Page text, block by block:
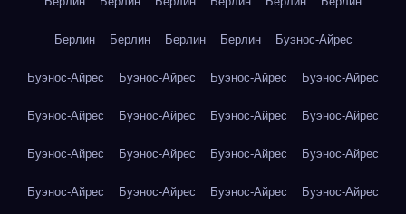
Берлин Берлин Берлин Берлин Буэнос-Айрес
Буэнос-Айрес Буэнос-Айрес Буэнос-Айрес Буэнос-Айрес
Буэнос-Айрес Буэнос-Айрес Буэнос-Айрес Буэнос-Айрес
Буэнос-Айрес Буэнос-Айрес Буэнос-Айрес Буэнос-Айрес
Буэнос-Айрес Буэнос-Айрес Буэнос-Айрес Буэнос-Айрес